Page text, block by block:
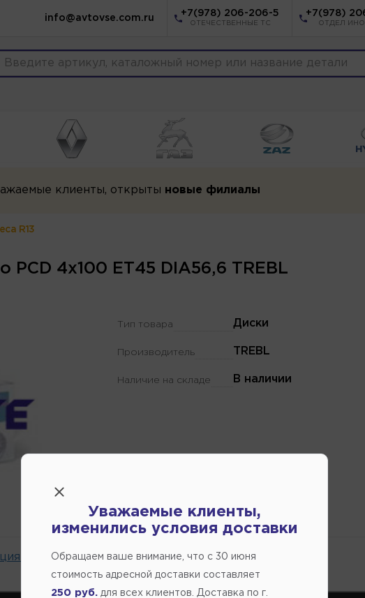
info@avtovse.com.ru
+7(978) 206-206-5
ОТЕЧЕСТВЕННЫЕ ТС
+7(978)
ОТДЕЛ
клиенты, открыты новые филиалы
R13
PCD 4x100 ET45 DIA56,6 TREBL
Тип товара Диски
Производитель TREBL
Наличие на складе В наличии
на сайте.
Уважаемые клиенты,
изменились условия доставки
Обращаем ваше внимание, что c 30 июня
стоимость адресной доставки составляет
250 руб. для всех клиентов. Доставка по г.